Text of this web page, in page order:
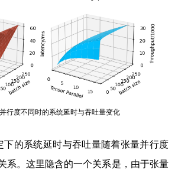
行度不同时的系统延时与吞吐量变化
下的系统延时与吞吐量随着张量并行度
系。这里隐含的一个关系是，由于张量